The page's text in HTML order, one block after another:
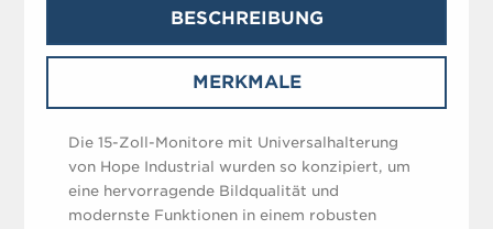
BESCHREIBUNG
MERKMALE
Die 15-Zoll-Monitore mit Universalhalterung
von Hope Industrial wurden so konzipiert, um
eine hervorragende Bildqualität und
modernste Funktionen in einem robusten